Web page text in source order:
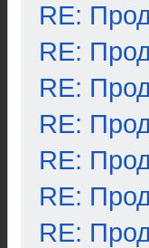
RE:
RE:
RE:
RE:
RE:
RE:
RE: